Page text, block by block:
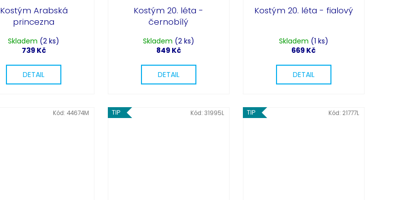
Kostým Arabská
princezna
Skladem (2 ks)
739 Kč
DETAIL
Kostým 20. léta -
černobílý
Skladem (2 ks)
849 Kč
DETAIL
Kostým 20. léta - fialový
Skladem (1 ks)
669 Kč
DETAIL
Kód:44674M TIP Kód: 31995L TIP Kód: 21777L